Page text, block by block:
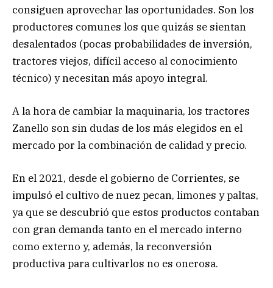
consiguen aprovechar las oportunidades. Son los
productores comunes los que quizás se sientan
desalentados (pocas probabilidades de inversión,
tractores viejos, difícil acceso al conocimiento
técnico) y necesitan más apoyo integral.
A la hora de cambiar la maquinaria, los tractores
Zanello son sin dudas de los más elegidos en el
mercado por la combinación de calidad y precio.
En el 2021, desde el gobierno de Corrientes, se
impulsó el cultivo de nuez pecan, limones y paltas,
ya que se descubrió que estos productos contaban
con gran demanda tanto en el mercado interno
como externo y, además, la reconversión
productiva para cultivarlos no es onerosa.